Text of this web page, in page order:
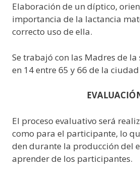
Elaboración de un díptico,
importancia de la lactancia
correcto uso de ella.
Se trabajó con las Madres de
en 14 entre 65 y 66 de la
El proceso evaluativo será
como para el participante, lo
den durante la producción del
aprender de los participantes.